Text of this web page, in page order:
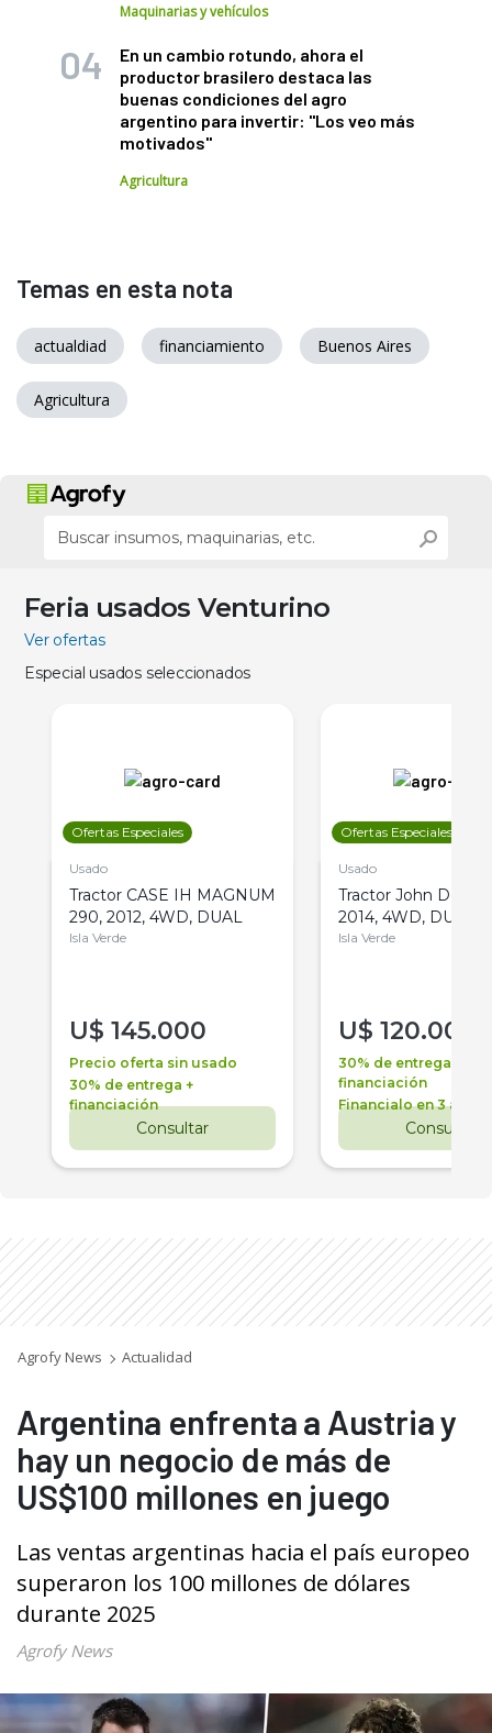
Maquinarias y vehículos
En un cambio rotundo, ahora el
productor brasilero destaca las
buenas condiciones del agro
argentino para invertir: "Los veo más
motivados"
Agricultura
Temas en esta nota
actualdiad financiamiento Buenos Aires
Agricultura
Feria usados Venturino
Ver ofertas
Especial usados seleccionados
Ofertas Especiales
Usado
Tractor CASE IH MAGNUM
290, 2012, 4WD, DUAL
Isla Verde
U$ 145.000
Precio oferta sin usado
30% de entrega +
financiación
Consultar
Ofertas Especiales
Usado
Tractor John Deere
2014, 4WD, DUAL
Isla Verde
U$ 120.000
30% de entrega +
financiación
Financialo en 3 años
Consultar
Agrofy News Actualidad
Argentina enfrenta a Austria y
hay un negocio de más de
US$100 millones en juego
Las ventas argentinas hacia el país europeo
superaron los 100 millones de dólares
durante 2025
Agrofy News